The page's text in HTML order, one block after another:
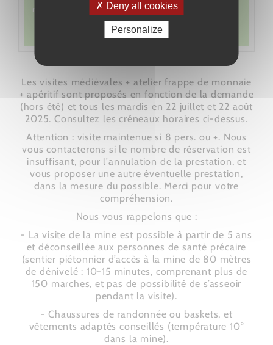
rdv : 17:35 15/15
véhicule
personnel ,
langue :
Les visites médiévales + atelier frappe de monnaie
+ apéritif sont proposés en fonction de la demande
(hors été) et tous les mardis en 22 juillet et 22 août
2025. Consultez les créneaux horaires ci-dessus.
Attention : visite maintenue si 8 pers. ou +. Nous
vous contacterons si le nombre de réservation est
insuffisant, pour l'annulation de la prestation, et
vous proposer une autre éventuelle prestation,
dans la mesure du possible. Merci pour votre
compréhension.
Nous vous rappelons que :
- La visite de la mine est possible à partir de 5 ans
et déconseillée aux personnes de santé précaire
(sentier piétonnier d’accès à la mine de 80 mètres
de dénivelé : 10-15 minutes, comprenant plus de
150 marches, et pas de possibilité de s’asseoir
pendant la visite).
- Chaussures de randonnée ou baskets, et
vêtements adaptés conseillés (température 10°
dans la mine).
Deny all cookies
Personalize